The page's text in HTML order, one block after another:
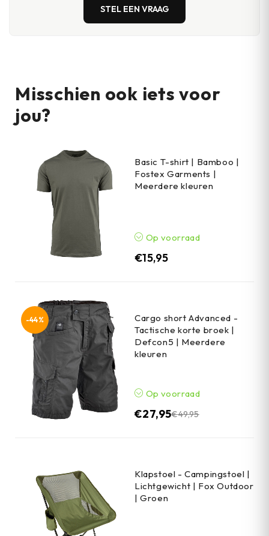
STEL EEN VRAAG
Misschien ook iets voor
jou?
Basic T-shirt | Bamboo |
Fostex Garments |
Meerdere kleuren
Op voorraad
€15,95
-44%
Cargo short Advanced -
Tactische korte broek |
Defcon5 | Meerdere
kleuren
Op voorraad
€49,95
€27,95
Klapstoel - Campingstoel |
Lichtgewicht | Fox Outdoor
| Groen